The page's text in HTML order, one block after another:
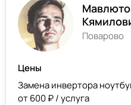
Поварово
Цены
Замена инвертора
от 600 ₽ / услуга